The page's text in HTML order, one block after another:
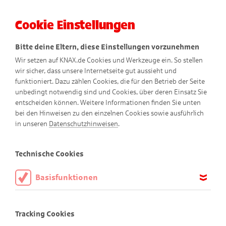
Tier-Comics
Cookie Einstellungen
Bitte deine Eltern, diese Einstellungen vorzunehmen
Wir setzen auf KNAX.de Cookies und Werkzeuge ein. So stellen
wir sicher, dass unsere Internetseite gut aussieht und
funktioniert. Dazu zählen Cookies, die für den Betrieb der Seite
unbedingt notwendig sind und Cookies, über deren Einsatz Sie
entscheiden können. Weitere Informationen finden Sie unten
bei den Hinweisen zu den einzelnen Cookies sowie ausführlich
in unseren Datenschutzhinweisen.
Technische Cookies
Basisfunktionen
aktiviert sein.
Tracking Cookies